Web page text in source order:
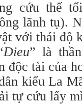
cứu thế
lãnh tụ).
với thái độ
Dieu” là
độc tài của
kiểu La
tự cứu lấy